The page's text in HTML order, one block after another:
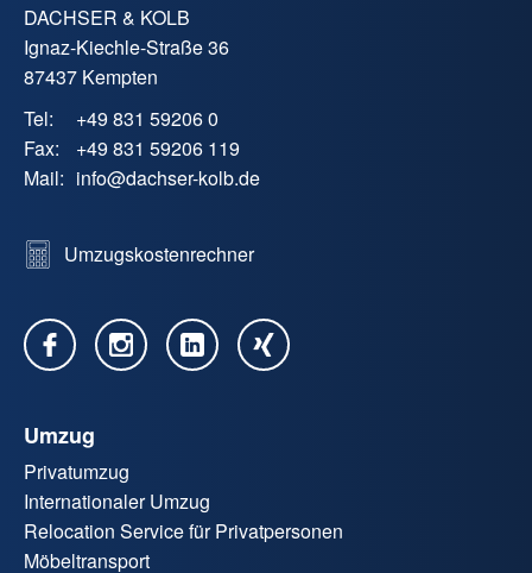
DACHSER & KOLB
Ignaz-Kiechle-Straße 36
87437 Kempten
Tel:
+49 831 59206 0
Fax:
+49 831 59206 119
Mail: info@dachser-kolb.de
Umzugskostenrechner
Umzug
Privatumzug
Internationaler Umzug
Relocation Service für Privatpersonen
Möbeltransport